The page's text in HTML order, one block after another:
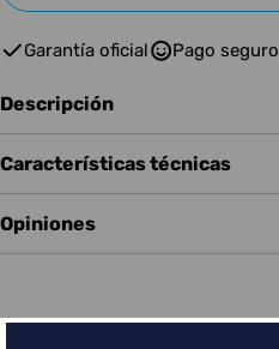
Garantía oficial Pago seguro
Descripción
Características técnicas
Opiniones